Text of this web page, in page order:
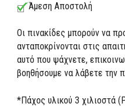
Άμεση Αποστολή
Οι πινακίδες μπορούν να
ανταποκρίνονται στις
αυτό που ψάχνετε,
βοηθήσουμε να λάβετε την
*Πάχος υλικού 3 χιλιοστά